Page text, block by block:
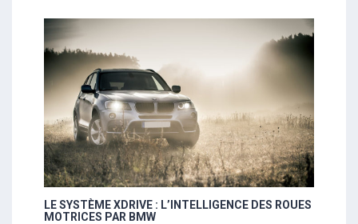
LE SYSTÈME XDRIVE : L’INTELLIGENCE DES ROUES
MOTRICES PAR BMW